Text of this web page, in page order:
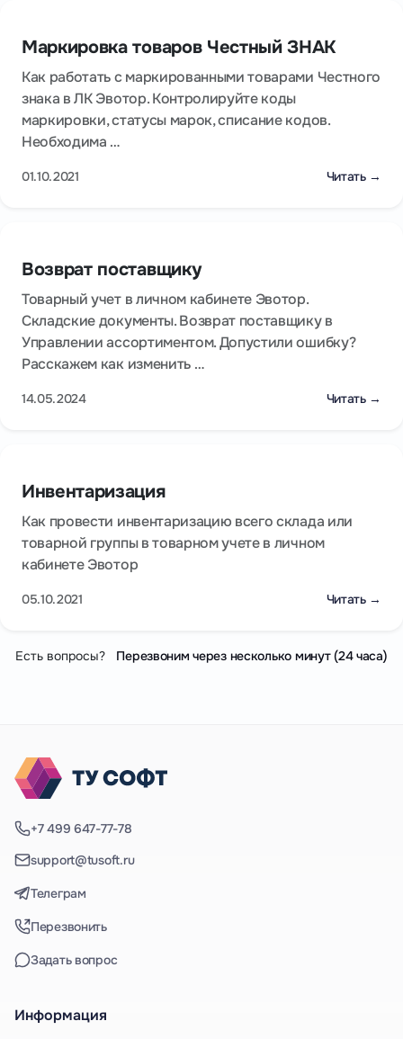
Маркировка товаров Честный ЗНАК
Как работать с маркированными товарами Честного
знака в ЛК Эвотор. Контролируйте коды
маркировки, статусы марок, списание кодов.
Необходима …
01.10.2021 Читать →
Возврат поставщику
Товарный учет в личном кабинете Эвотор.
Складские документы. Возврат поставщику в
Управлении ассортиментом. Допустили ошибку?
Расскажем как изменить …
14.05.2024 Читать →
Инвентаризация
Как провести инвентаризацию всего склада или
товарной группы в товарном учете в личном
кабинете Эвотор
05.10.2021 Читать →
Есть вопросы? Перезвоним через несколько минут (24 часа)
+7 499 647-77-78
support@tusoft.ru
Телеграм
Перезвонить
Задать вопрос
Информация